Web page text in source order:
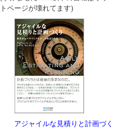
トページが壊れてます)
アジャイルな見積りと計画づく